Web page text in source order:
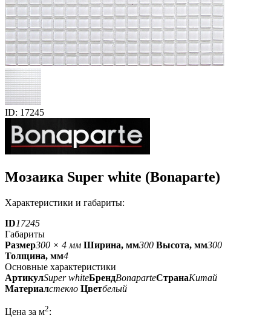
ID: 17245
Мозаика Super white (Bonaparte)
Характеристики и габариты:
ID17245
Габариты
Размер300 × 4 мм Ширина, мм300 Высота, мм300
Толщина, мм4
Основные характеристики
АртикулSuper whiteБрендBonaparteСтранаКитай
Материалстекло Цветбелый
Цена за м2: